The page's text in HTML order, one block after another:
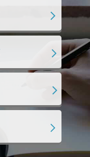
年2月
年8月